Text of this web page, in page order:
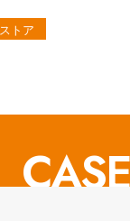
ストア
CASE